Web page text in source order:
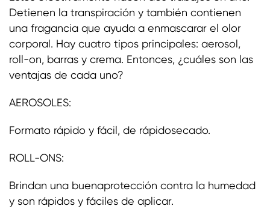
Detienen la transpiración y también contienen
una fragancia que ayuda a enmascarar el olor
corporal. Hay cuatro tipos principales: aerosol,
roll-on, barras y crema. Entonces, ¿cuáles son las
ventajas de cada uno?
AEROSOLES:
Formato rápido y fácil, de rápidosecado.
ROLL-ONS:
Brindan una buenaprotección contra la humedad
y son rápidos y fáciles de aplicar.